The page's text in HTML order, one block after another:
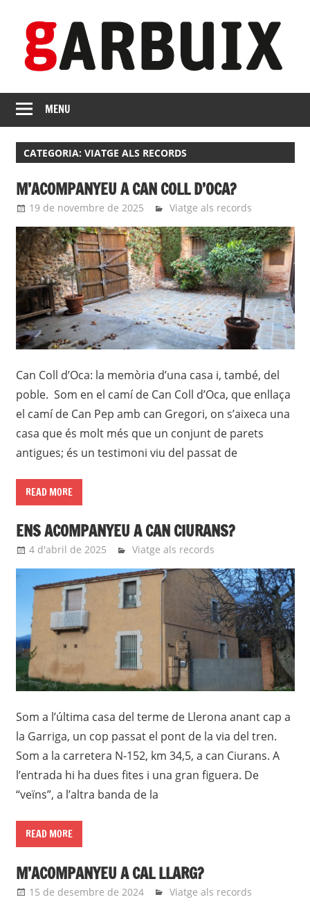
content
GARBUIX
Independent
de
Franqueses
MENU
CATEGORIA: VIATGE ALS RECORDS
M’ACOMPANYEU A CAN COLL D’OCA?
19 de novembre de 2025 Eli
Viatge als records
Can Coll d’Oca: la memòria d’una casa i, també, del
poble. Som en el camí de Can Coll d’Oca, que enllaça
el camí de Can Pep amb can Gregori, on s’aixeca una
casa que és molt més que un conjunt de parets
antigues; és un testimoni viu del passat de
READ MORE
ENS ACOMPANYEU A CAN CIURANS?
4 d'abril de 2025 Eli
Viatge als records
Som a l’última casa del terme de Llerona anant cap a
la Garriga, un cop passat el pont de la via del tren.
Som a la carretera N-152, km 34,5, a can Ciurans. A
l’entrada hi ha dues fites i una gran figuera. De
“veïns”, a l’altra banda de la
READ MORE
M’ACOMPANYEU A CAL LLARG?
15 de desembre de 2024 roger
Viatge als records